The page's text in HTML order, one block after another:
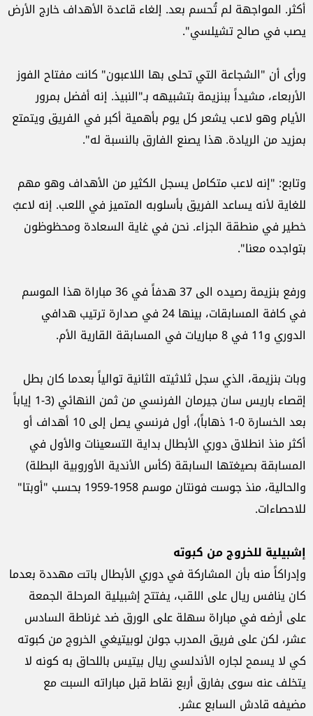
أكثر. المواجهة لم تُحسم بعد. إلغاء قاعدة الأهداف خارج الأرض
يصب في صالح تشيلسي".
ورأى أن "الشجاعة التي تحلى بها اللاعبون" كانت مفتاح الفوز
الأربعاء، مشيداً ببنزيمة بتشبيهه بـ"النبيذ. إنه أفضل بمرور
الأيام وهو لاعب يشعر كل يوم بأهمية أكبر في الفريق ويتمتع
بمزيد من الريادة. هذا يصنع الفارق بالنسبة له".
وتابع: "إنه لاعب متكامل يسجل الكثير من الأهداف وهو مهم
للغاية لأنه يساعد الفريق بأسلوبه المتميز في اللعب. إنه لاعبٌ
خطير في منطقة الجزاء. نحن في غاية السعادة ومحظوظون
بتواجده معنا".
ورفع بنزيمة رصيده الى 37 هدفاً في 36 مباراة هذا الموسم
في كافة المسابقات، بينها 24 في صدارة ترتيب هدافي
الدوري و11 في 8 مباريات في المسابقة القارية الأم.
وبات بنزيمة، الذي سجل ثلاثيته الثانية توالياً بعدما كان بطل
إقصاء باريس سان جيرمان الفرنسي من ثمن النهائي (3-1 إياباً
بعد الخسارة 0-1 ذهاباً)، أول فرنسي يصل إلى 10 أهداف أو
أكثر منذ انطلاق دوري الأبطال بداية التسعينات والأول في
المسابقة بصيغتها السابقة (كأس الأندية الأوروبية البطلة)
والحالية، منذ جوست فونتان موسم 1958-1959 بحسب "أوبتا"
للاحصاءات.
إشبيلية للخروج من كبوته
وإدراكاً منه بأن المشاركة في دوري الأبطال باتت مهددة بعدما
كان ينافس ريال على اللقب، يفتتح إشبيلية المرحلة الجمعة
على أرضه في مباراة سهلة على الورق ضد غرناطة السادس
عشر، لكن على فريق المدرب جولن لوبيتيغي الخروج من كبوته
كي لا يسمح لجاره الأندلسي ريال بيتيس باللحاق به كونه لا
يتخلف عنه سوى بفارق أربع نقاط قبل مباراته السبت مع
مضيفه قادش السابع عشر.